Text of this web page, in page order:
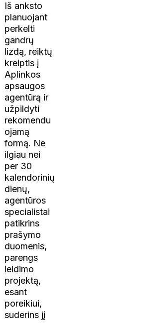
Iš anksto
planuojant
perkelti
gandrų
lizdą, reiktų
kreiptis į
Aplinkos
apsaugos
agentūrą ir
užpildyti
rekomendu
ojamą
formą. Ne
ilgiau nei
per 30
kalendorinių
dienų,
agentūros
specialistai
patikrins
prašymo
duomenis,
parengs
leidimo
projektą,
esant
poreikiui,
suderins jį